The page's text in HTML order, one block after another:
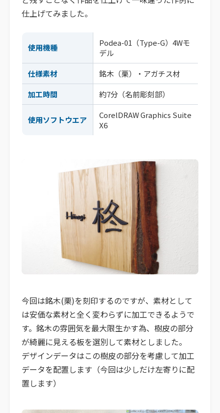
仕上げてみました。
使用機種
Podea-01（Type-G）4Wモ
デル
仕様素材
銘木（栗）・アガチス材
加工時間
約7分（名前彫刻部）
使用ソフトウエア
CorelDRAW Graphics Suite
X6
今回は銘木(栗)を刻印するのですが、素材として
は安価な素材と全く変わらずに加工できるようで
す。銘木の雰囲気を最大限生かす為、樹皮の部分
が綺麗に見える板を選別して素材としました。
デザインデータはこの樹皮の部分を考慮して加工
データを配置します（今回は少しだけ左寄りに配
置します）